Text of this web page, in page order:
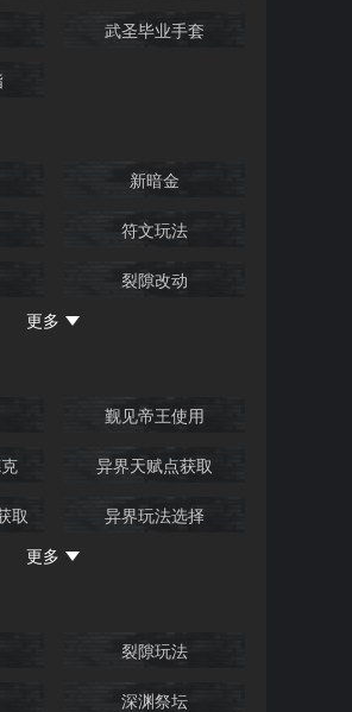
蚀刻溪谷
武圣毕业手套
新暗金
符文玩法
裂隙改动
更多
觐见帝王使用
异界天赋点获取
取 异界玩法选择
取更多
裂隙玩法
深渊祭坛